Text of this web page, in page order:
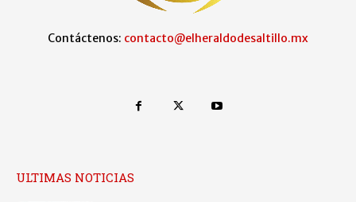
Contáctenos: contacto@elheraldodesaltillo.mx
ULTIMAS NOTICIAS